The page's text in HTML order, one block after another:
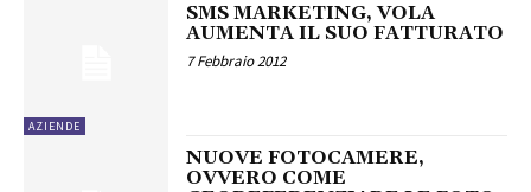
AZIENDE
SMS MARKETING, VOLA
AUMENTA IL SUO FATTURATO
7 Febbraio 2012
NUOVE FOTOCAMERE,
OVVERO COME